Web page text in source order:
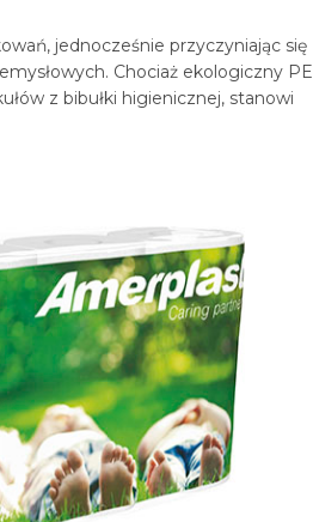
jednocześnie przyczyniając się
Chociaż ekologiczny PE
z bibułki higienicznej, stanowi